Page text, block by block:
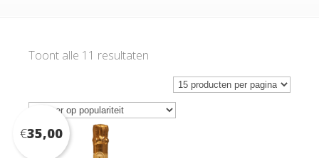
Toont alle 11 resultaten
populariteit
€35,00